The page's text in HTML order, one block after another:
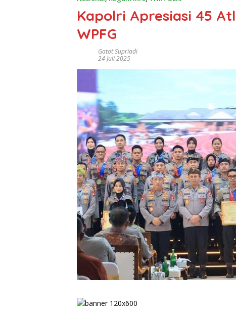
Kapolri Apresiasi 45
WPFG
Gatot Supriadi
24 Juli 2025